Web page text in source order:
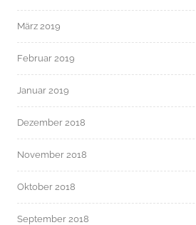
März 2019
Februar 2019
Januar 2019
Dezember 2018
November 2018
Oktober 2018
September 2018